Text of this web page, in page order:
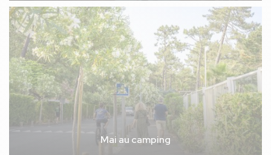
Mai au camping